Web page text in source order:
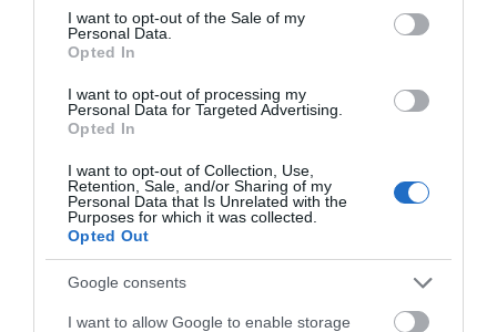
consent section.
I want to opt-out of the Sale of my
Personal Data.
Opted In
I want to opt-out of processing my
Personal Data for Targeted Advertising.
Opted In
I want to opt-out of Collection, Use,
Retention, Sale, and/or Sharing of my
Personal Data that Is Unrelated with the
Purposes for which it was collected.
Opted Out
Google consents
I want to allow Google to enable storage
ΒΑΣΙΛΙΑΣ
ΑΒΕΡΕΛ ΝΤΑΛΤΟΝ.
ΣΥΝΕΧΙΖΟΥΝΕ ΤΟ ΜΑΣΚΑΡΙΛΙΚΙ
ΑΠΆΝΤΗΣΗ
ΑΦΉΣΤΕ ΈΝΑ ΣΧΌΛΙΟ